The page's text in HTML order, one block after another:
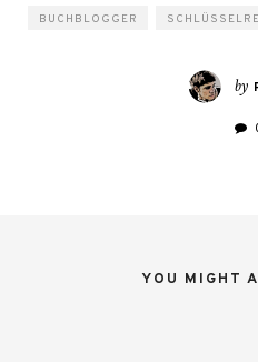
BUCHBLOGGER
by
YOU MIGHT